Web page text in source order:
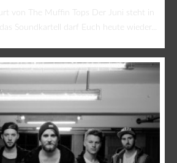
von The Muffin Tops Der Juni steht in
Soundkartell darf Euch heute wieder...